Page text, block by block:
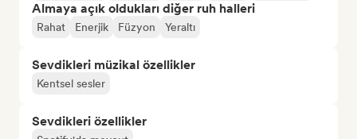
Almaya açık oldukları diğer ruh halleri
Rahat Enerjik Füzyon Yeraltı
Sevdikleri müzikal özellikler
Kentsel sesler
Sevdikleri özellikler